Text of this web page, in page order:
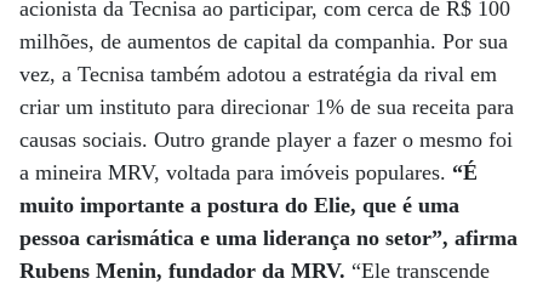
acionista da Tecnisa ao participar, com cerca de R$ 100
milhões, de aumentos de capital da companhia. Por sua
vez, a Tecnisa também adotou a estratégia da rival em
criar um instituto para direcionar 1% de sua receita para
causas sociais. Outro grande player a fazer o mesmo foi
a mineira MRV, voltada para imóveis populares. “É
muito importante a postura do Elie, que é uma
pessoa carismática e uma liderança no setor”, afirma
Rubens Menin, fundador da MRV. “Ele transcende